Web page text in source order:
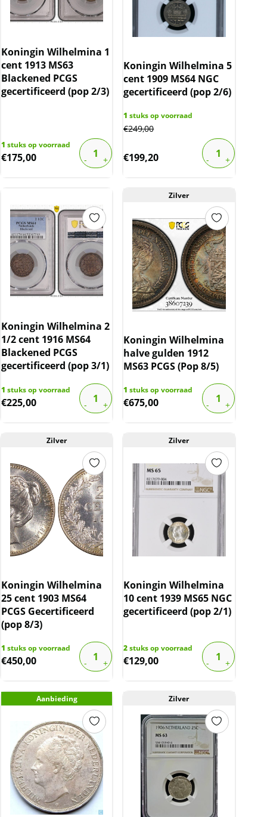
Koningin Wilhelmina 1
cent 1913 MS63
Blackened PCGS
gecertificeerd (pop 2/3)
1 stuks op voorraad
€175,00
Koningin Wilhelmina 5
cent 1909 MS64 NGC
gecertificeerd (pop 2/6)
1 stuks op voorraad
€249,00
€199,20
Koningin Wilhelmina 2
1/2 cent 1916 MS64
Blackened PCGS
gecertificeerd (pop 3/1)
1 stuks op voorraad
€225,00
Zilver
Koningin Wilhelmina
halve gulden 1912
MS63 PCGS (Pop 8/5)
1 stuks op voorraad
€675,00
Zilver
Koningin Wilhelmina
25 cent 1903 MS64
PCGS Gecertificeerd
(pop 8/3)
1 stuks op voorraad
€450,00
Zilver
Koningin Wilhelmina
10 cent 1939 MS65 NGC
gecertificeerd (pop 2/1)
2stuks op voorraad
€129,00
Aanbieding Zilver